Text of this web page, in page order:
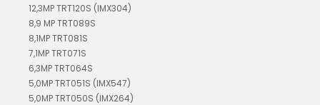
12,3MP TRT120S (IMX304)
8,9 MP TRT089S
8,1MP TRT081S
7,1MP TRT071S
6,3MP TRT064S
5,0MP TRT051S (IMX547)
5,0MP TRT050S (IMX264)